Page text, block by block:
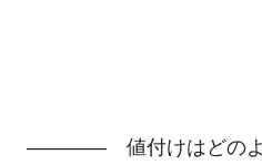
―――― 値付けはどのよ